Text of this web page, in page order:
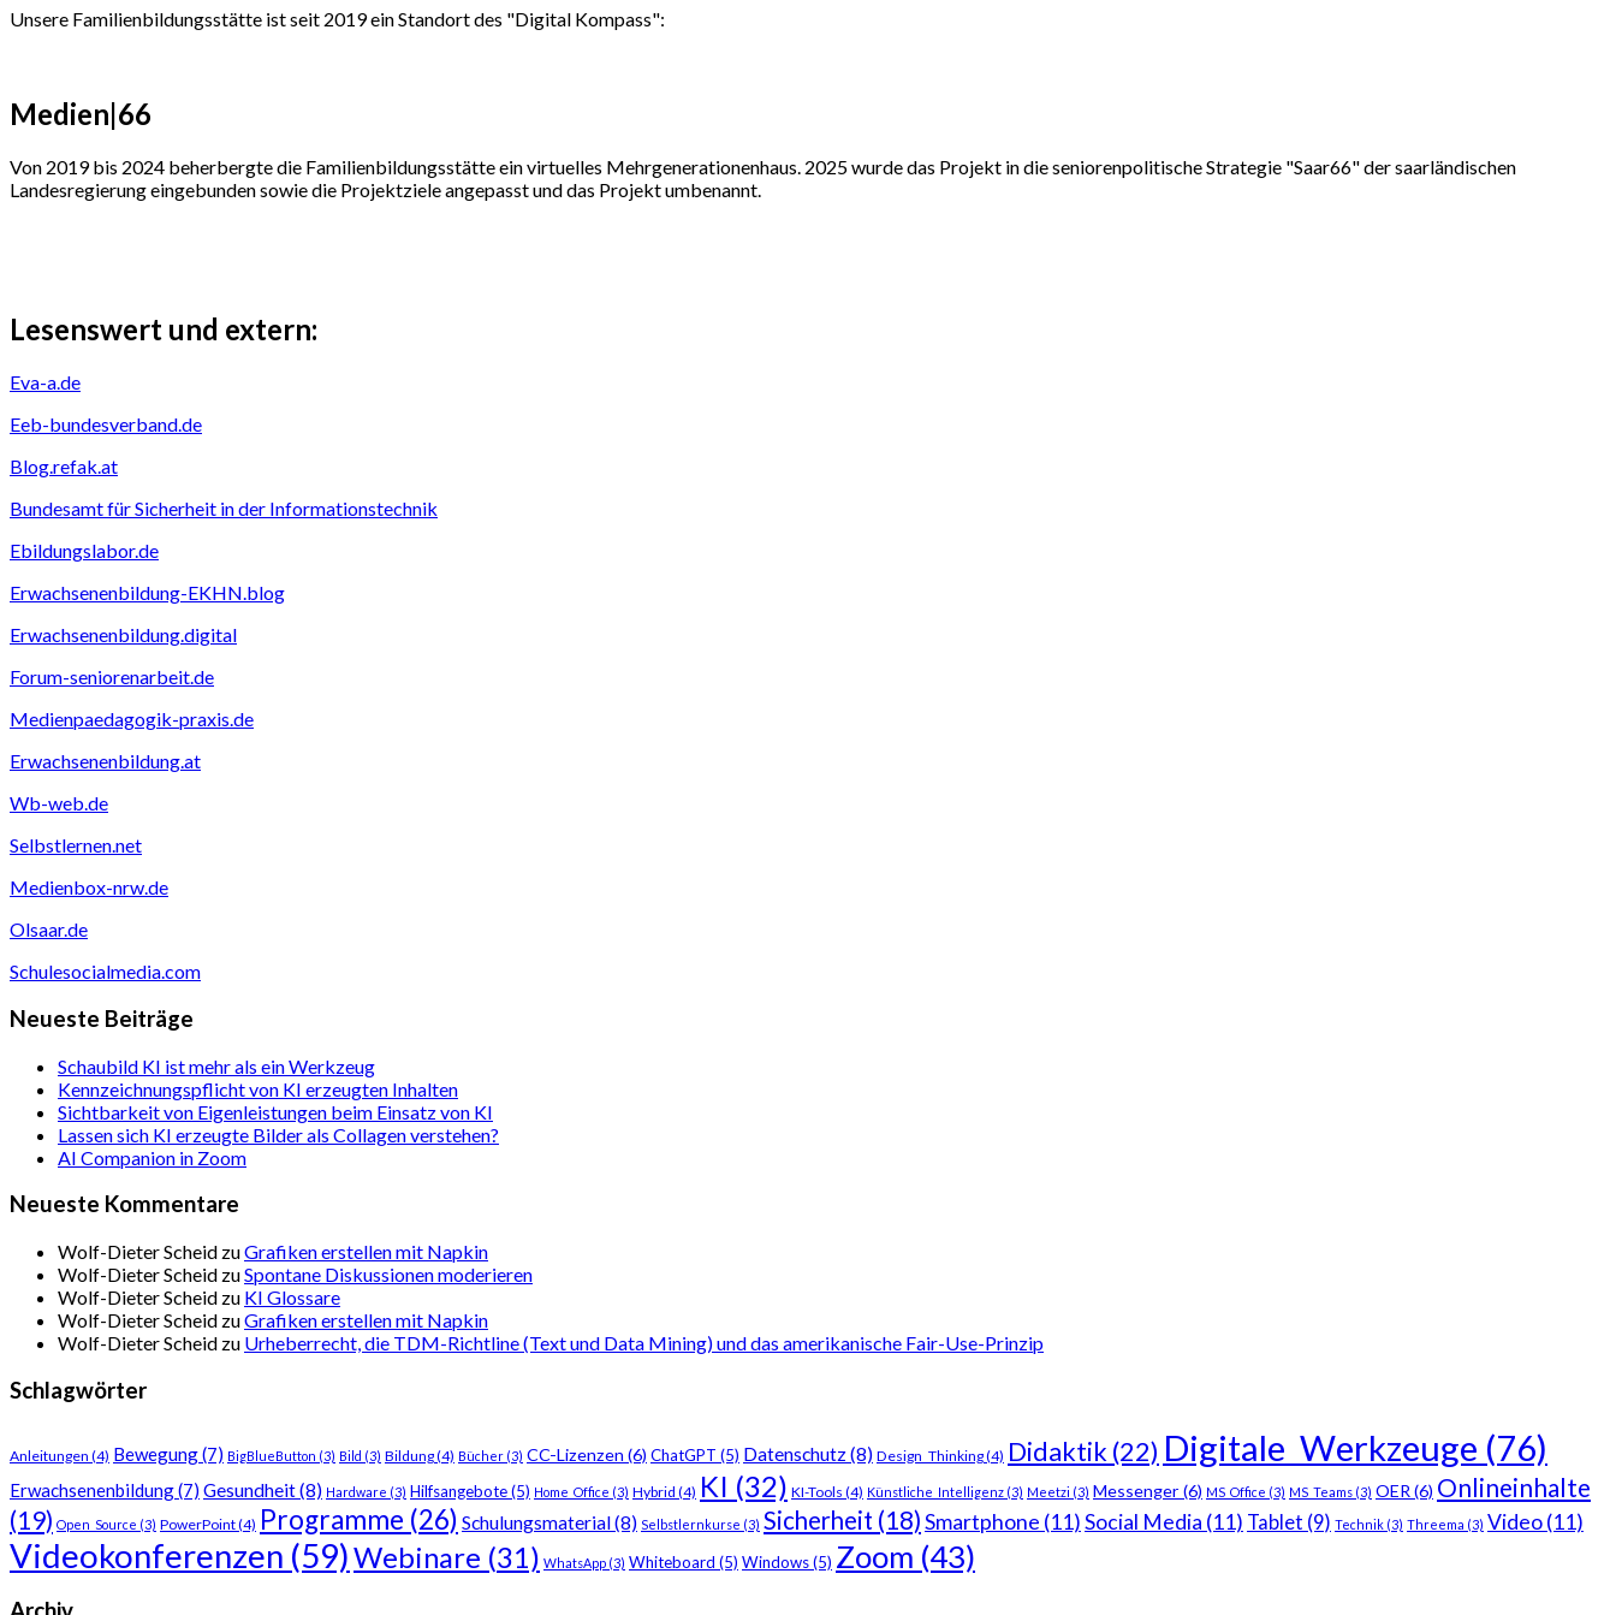
Unsere Familienbildungsstätte ist seit 2019 ein Standort des "Digital Kompass":
Medien|66
Von 2019 bis 2024 beherbergte die Familienbildungsstätte ein virtuelles Mehrgenerationenhaus. 2025 wurde das Projekt in die seniorenpolitische Strategie "Saar66" der saarländischen
Landesregierung eingebunden sowie die Projektziele angepasst und das Projekt umbenannt.
Lesenswert und extern:
Eva-a.de
Eeb-bundesverband.de
Blog.refak.at
Bundesamt für Sicherheit in der Informationstechnik
Ebildungslabor.de
Erwachsenenbildung-EKHN.blog
Erwachsenenbildung.digital
Forum-seniorenarbeit.de
Medienpaedagogik-praxis.de
Erwachsenenbildung.at
Wb-web.de
Selbstlernen.net
Medienbox-nrw.de
Olsaar.de
Schulesocialmedia.com
Neueste Beiträge
Schaubild KI ist mehr als ein Werkzeug
Kennzeichnungspflicht von KI erzeugten Inhalten
Sichtbarkeit von Eigenleistungen beim Einsatz von KI
Lassen sich KI erzeugte Bilder als Collagen verstehen?
AI Companion in Zoom
Neueste Kommentare
Wolf-Dieter Scheid zuGrafiken erstellen mit Napkin
Wolf-Dieter Scheid zuSpontane Diskussionen moderieren
Wolf-Dieter Scheid zu KI Glossare
Wolf-Dieter Scheid zuGrafiken erstellen mit Napkin
Wolf-Dieter Scheid zu Urheberrecht, die TDM-Richtline (Text und Data Mining) und das amerikanische Fair-Use-Prinzip
Schlagwörter
Anleitungen (4) Bewegung(7) BigBlueButton (3) Bild (3) Bildung(4) Bücher (3) CC-Lizenzen (6) ChatGPT (5) Datenschutz(8) Design_Thinking(4) Didaktik (22) Digitale_Werkzeuge (76)
Erwachsenenbildung(7) Gesundheit(8) Hardware (3) Hilfsangebote(5) Home_Office (3) Hybrid (4) KI (32) KI-Tools (4) Künstliche_Intelligenz (3) Meetzi (3) Messenger (6) MS_Office (3) MS_Teams (3) OER (6) Onlineinhalte
(19) Open_Source (3) PowerPoint(4) Programme (26) Schulungsmaterial(8) Selbstlernkurse (3) Sicherheit (18)Smartphone (11)Social Media (11) Tablet (9) Technik (3) Threema (3) Video(11)
Videokonferenzen (59)Webinare (31) WhatsApp (3) Whiteboard (5) Windows(5) Zoom (43)